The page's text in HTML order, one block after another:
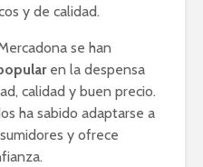
y de calidad.
se han
en la despensa
calidad y buen precio.
ha sabido adaptarse a
y ofrece